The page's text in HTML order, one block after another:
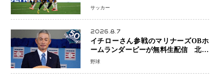
ーは「五大リーグ一強」から新時代へ
サッカー
2026.8.7
イチローさん参戦のマリナーズOBホ
ームランダービーが無料生配信 北米
ならではの“魅せる興行”に世界が注目
野球